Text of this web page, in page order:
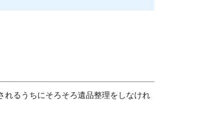
るうちにそろそろ遺品整理をしなけれ